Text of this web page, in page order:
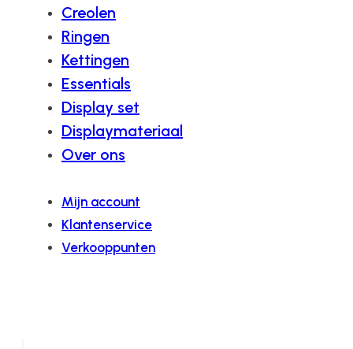
Creolen
Ringen
Kettingen
Essentials
Display set
Displaymateriaal
Over ons
Mijn account
Klantenservice
Verkooppunten